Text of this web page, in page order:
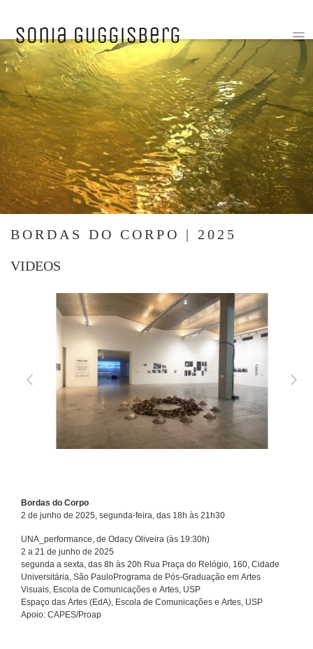
BORDAS DO CORPO | 2025
VIDEOS
Bordas do Corpo
2 de junho de 2025, segunda-feira, das 18h às 21h30
UNA_performance, de Odacy Oliveira (às 19:30h)
2 a 21 de junho de 2025
segunda a sexta, das 8h às 20h Rua Praça do Relógio, 160, Cidade
Universitária, São PauloPrograma de Pós-Graduação em Artes
Visuais, Escola de Comunicações e Artes, USP
Espaço das Artes (EdA), Escola de Comunicações e Artes, USP
Apoio: CAPES/Proap